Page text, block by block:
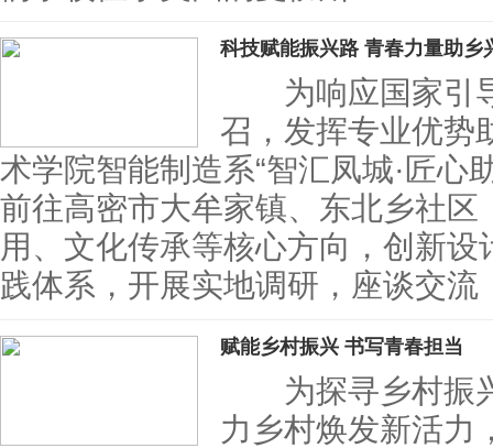
科技赋能振兴路 青春力量助乡
为响应国家引导
召，发挥专业优势
术学院智能制造系“智汇凤城·匠心
前往高密市大牟家镇、东北乡社
用、文化传承等核心方向，创新设
践体系，开展实地调研，座谈交流
赋能乡村振兴 书写青春担当
为探寻乡村振兴
力乡村焕发新活力